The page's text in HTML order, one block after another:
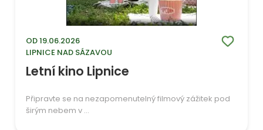
OD 19.06.2026
LIPNICE NAD SÁZAVOU
Letní kino Lipnice
Připravte se na nezapomenutelný filmový zážitek pod
širým nebem v ...